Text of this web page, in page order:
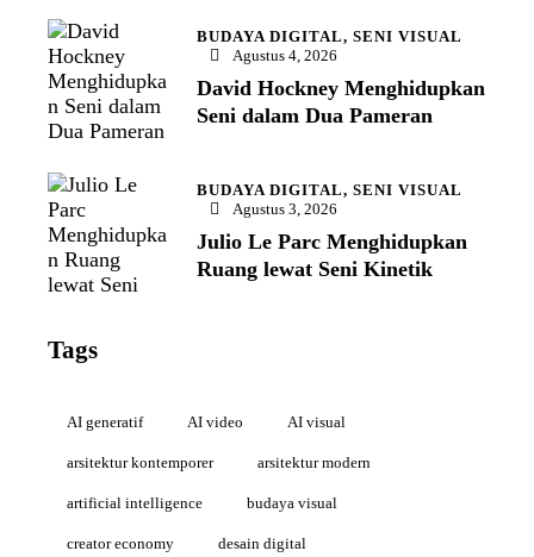
BUDAYA DIGITAL, SENI VISUAL
Agustus 4, 2026
David Hockney Menghidupkan
Seni dalam Dua Pameran
BUDAYA DIGITAL, SENI VISUAL
Agustus 3, 2026
Julio Le Parc Menghidupkan
Ruang lewat Seni Kinetik
Tags
AI generatif AI video AI visual
arsitektur kontemporer arsitektur modern
artificial intelligence budaya visual
creator economy desain digital